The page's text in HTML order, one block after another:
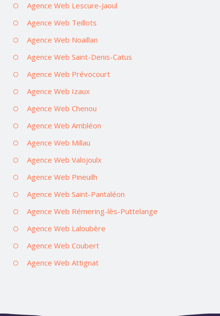
Agence Web Lescure-Jaoul
Agence Web Teillots
Agence Web Noaillan
Agence Web Saint-Denis-Catus
Agence Web Prévocourt
Agence Web Izaux
Agence Web Chenou
Agence Web Ambléon
Agence Web Millau
Agence Web Valojoulx
Agence Web Pineuilh
Agence Web Saint-Pantaléon
Agence Web Rémering-lès-Puttelange
Agence Web Laloubère
Agence Web Coubert
Agence Web Attignat